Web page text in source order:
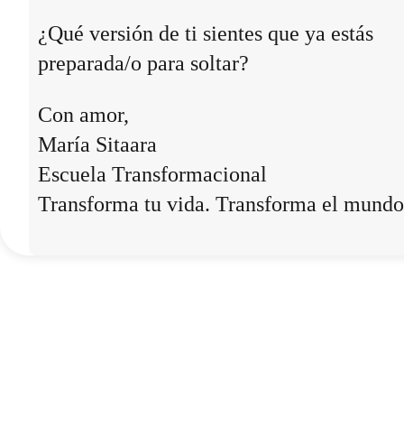
¿Qué versión de ti sientes que ya estás
preparada/o para soltar?
Con amor,
María Sitaara
Escuela Transformacional
Transforma tu vida. Transforma el